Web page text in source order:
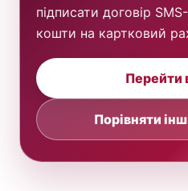
підписати договір
кошти на картковий
Перейти
Порівняти